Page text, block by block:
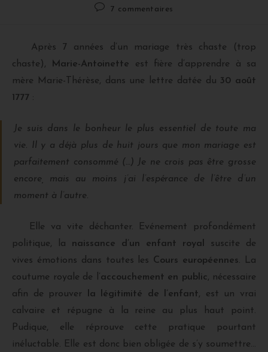
7 commentaires
Après 7 années d’un mariage très chaste (trop
chaste),
Marie-Antoinette est fière d’apprendre à sa
mère Marie-Thérèse, dans une lettre datée du 30 août
1777 :
Je suis dans le bonheur le plus essentiel de toute ma
vie. Il y a déjà plus de huit jours que mon mariage est
parfaitement consommé (…) Je ne crois pas être grosse
encore, mais au moins j’ai l’espérance de l’être d’un
moment à l’autre.
Elle va vite déchanter. Evénement profondément
politique, la naissance d’un enfant royal suscite de
vives émotions dans toutes les Cours européennes. La
coutume royale de l’ accouchement en public, nécessaire
afin de prouver la légitimité de l’enfant, est un vrai
calvaire et répugne à la reine au plus haut point.
Pudique, elle réprouve cette pratique pourtant
inéluctable. Elle est donc bien obligée de s’y soumettre…